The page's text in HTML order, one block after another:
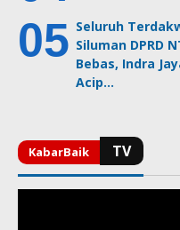
Seluruh
Siluman DPRD
Bebas, Indra
Acip…